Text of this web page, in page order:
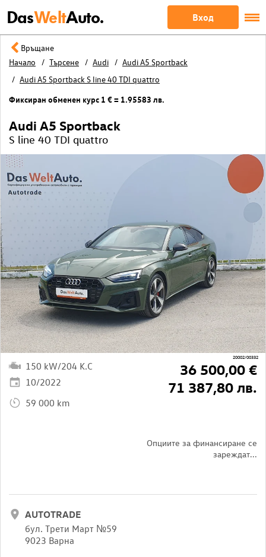
DasWeltAuto. Вход
Връщане
Начало
Търсене Audi
Audi A5 Sportback
Audi A5 Sportback S line 40 TDI quattro
Фиксиран обменен курс 1 € = 1.95583 лв.
20002/00332
Audi A5 Sportback
S line 40 TDI quattro
150 kW/204 K.C
10/2022
59 000 km
Опциите за финансиране се
зареждат...
36 500,00 €
71 387,80 лв.
AUTOTRADE
бул. Трети Март №59
9023 Варна